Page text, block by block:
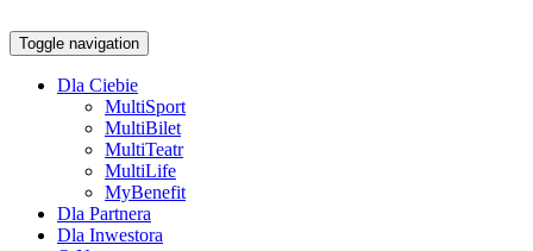
Toggle navigation
Dla Ciebie
MultiSport
MultiBilet
MultiTeatr
MultiLife
MyBenefit
Dla Partnera
Dla Inwestora